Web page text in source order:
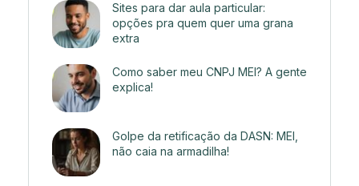
Sites para dar aula particular:
opções pra quem quer uma grana
extra
Como saber meu CNPJ MEI? A gente
explica!
Golpe da retificação da DASN: MEI,
não caia na armadilha!